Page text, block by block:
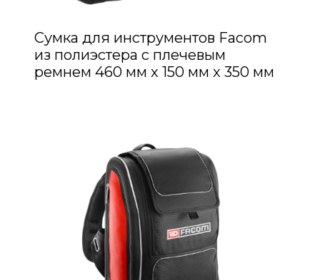
Сумка для инструментов Facom
из полиэстера с плечевым
ремнем 460 мм x 150 мм x 350 мм